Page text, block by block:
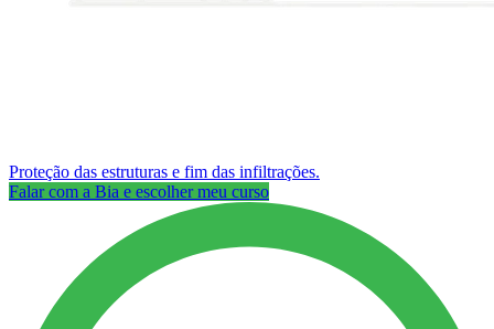
Proteção das estruturas e fim das infiltrações.
Falar com a Bia e escolher meu curso